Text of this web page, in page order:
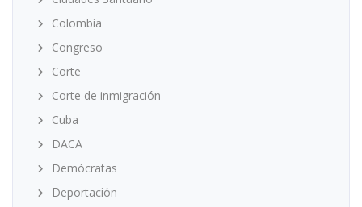
Colombia
Congreso
Corte
Corte de inmigración
Cuba
DACA
Demócratas
Deportación